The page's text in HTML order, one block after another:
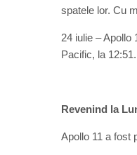
spatele lor. Cu
24 iulie –
Pacific, la 12:51.
Revenind la
Apollo 11 a fost